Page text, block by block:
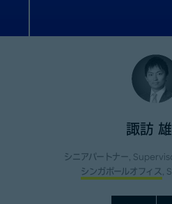
諏訪
シニアパートナー,
シンガポールオフィス,